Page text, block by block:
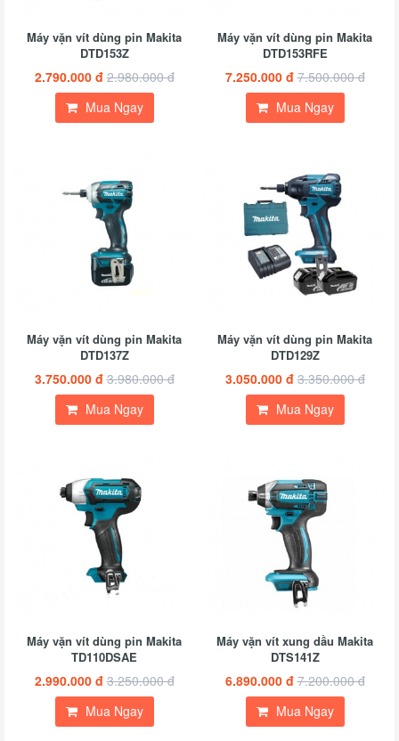
Máy vặn vít dùng pin Makita
DTD153Z
2.790.000 đ 2.980.000 đ
Mua Ngay
Máy vặn vít dùng pin Makita
DTD153RFE
7.250.000 đ 7.500.000 đ
Mua Ngay
Máy vặn vít dùng pin Makita
DTD137Z
3.750.000 đ 3.980.000 đ
Mua Ngay
Máy vặn vít dùng pin Makita
DTD129Z
3.050.000 đ 3.350.000 đ
Mua Ngay
Máy vặn vít dùng pin Makita
TD110DSAE
2.990.000 đ 3.250.000 đ
Mua Ngay
Máy vặn vít xung dầu Makita
DTS141Z
6.890.000 đ 7.200.000 đ
Mua Ngay